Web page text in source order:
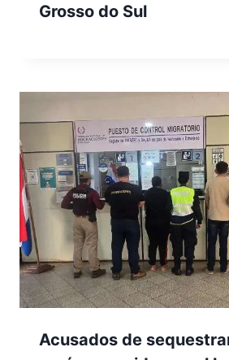
Grosso do Sul
Acusados de